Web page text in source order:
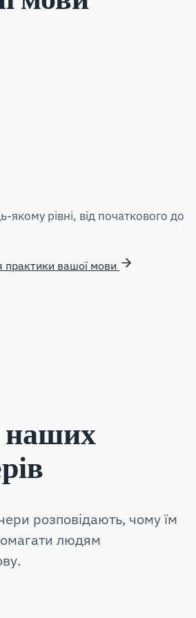
рівні, від початкового до
практики вашої мови
наших
розповідають, чому їм
людям